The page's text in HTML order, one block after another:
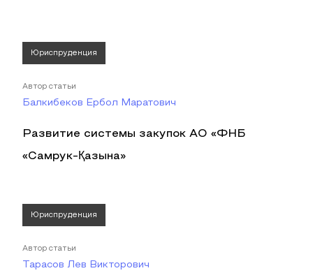
Юриспруденция
Автор статьи
Балкибеков Ербол Маратович
Развитие системы закупок АО «ФНБ
«Самрук-Қазына»
Юриспруденция
Автор статьи
Тарасов Лев Викторович